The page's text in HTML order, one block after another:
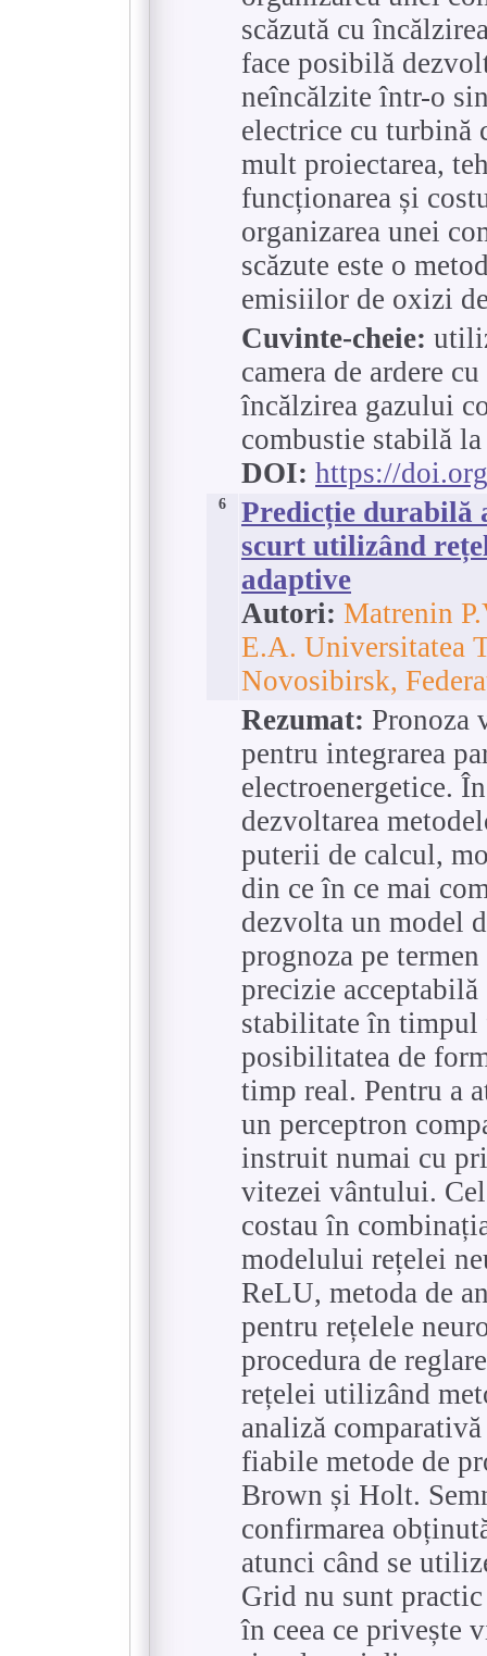
scăzută cu
face posibilă
neîncălzite într-o
electrice cu turbină
mult proiectarea,
funcționarea și
organizarea unei
scăzute este o
emisiilor de oxizi
Cuvinte-cheie:
camera de ardere
încălzirea gazului
combustie stabilă
DOI: https://
6
Predicție durabilă
scurt utilizând
adaptive
Autori: Matrenin
E.A. Universitatea
Novosibirsk,
Rezumat: Pronoza
pentru integrarea
electroenergetice.
dezvoltarea
puterii de calcul,
din ce în ce mai
dezvolta un model
prognoza pe
precizie
stabilitate în
posibilitatea de
timp real. Pentru a
un perceptron
instruit numai cu
vitezei vântului.
costau în
modelului rețelei
ReLU, metoda de
pentru rețelele
procedura de
rețelei utilizând
analiză
fiabile metode de
Brown și Holt.
confirmarea
atunci când se
Grid nu sunt
în ceea ce privește